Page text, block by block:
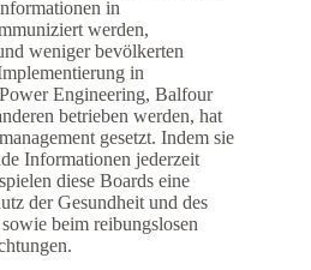
in
werden,
weniger bevölkerten
in
Engineering, Balfour
betrieben werden, hat
gesetzt. Indem sie
Informationen jederzeit
diese Boards eine
der Gesundheit und des
beim reibungslosen